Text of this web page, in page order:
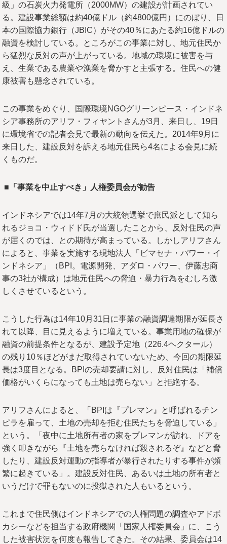
級」の石炭火力発電所（2000MW）の建設が計画されてい
る。建設事業総額は約40億ドル（約4800億円）にのぼり、日
本の国際協力銀行（JBIC）がその40％にあたる約16億ドルの
融資を検討している。ところがこの事業に対し、地元住民か
ら猛烈な反対の声が上がっている。地域の環境に被害を与
え、生業である農業や漁業を脅かすと主張する。住民への健
康被害も懸念されている。
この事業をめぐり、国際環境NGOグリーンピース・インドネ
シア事務所のアリフ・フィヤントさんが3月、来日し、19日
に環境省での記者会見で最新の動向を伝えた。2014年9月に
来日した、建設反対を訴える地元住民ら4名による会見に続
くものだ。
■「事業を中止すべき」人権委員会が勧告
インドネシアでは14年7月の大統領選挙で庶民派として知ら
れるジョコ・ウィドド氏が当選したことから、反対住民の声
が届くのでは、との期待が高まっている。しかしアリフさん
によると、事業を実施する現地法人「ビマセナ・パワー・イ
ンドネシア」（BPI。電源開発、アダロ・パワー、伊藤忠商
事の3社が構成）は地元住民への脅迫・暴力行為をむしろ激
しくさせているという。
こうした行為は14年10月31日に事業の融資調達期限が延長さ
れて以降、目に見えるように増えている。事業用地の確保が
融資の前提条件となるが、建設予定地（226.4ヘクタール）
の残り10％ほどがまだ取得されていないため、今回の期限延
長は3度目となる。BPIの売却要請に対し、反対住民は「補償
価格がいくらになっても土地は売らない」と拒絶する。
アリフさんによると、「BPIは『プレマン』と呼ばれるチン
ピラを雇って、土地の売却を拒む住民たちを脅迫している」
という。「夜中に土地所有者の家をプレマンが訪れ、ドアを
強く叩きながら『土地を売らなければ殺されるぞ』などと脅
したり、建設反対運動の指導者が暴行されたりする事件が頻
繁に起きている」。建設反対住民、あるいは土地の所有者と
いうだけで罪もないのに投獄された人もいるという。
これまで住民側はインドネシアでの人権問題の調査やアドボ
カシーなどを担当する政府機関「国家人権委員会」に、こう
した被害状況を何度も報告してきた。その結果、委員会は14